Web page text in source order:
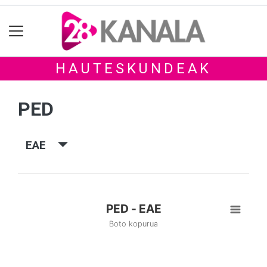
HAUTESKUNDEAK
PED
EAE
PED - EAE
Boto kopurua